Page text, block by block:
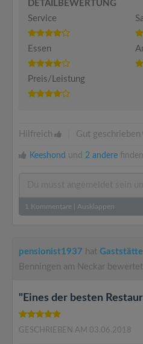
DETAILBEWERTUNG
Service
Essen
Preis/Leistung
Hilfreich Gut geschrieben
Keeshond und 2 andere
1 Kommentare Ausklappen
pensionist1937 hat
Benningen am Neckar bewertet
"Eines der besten
GESCHRIEBEN AM 03.06.2018